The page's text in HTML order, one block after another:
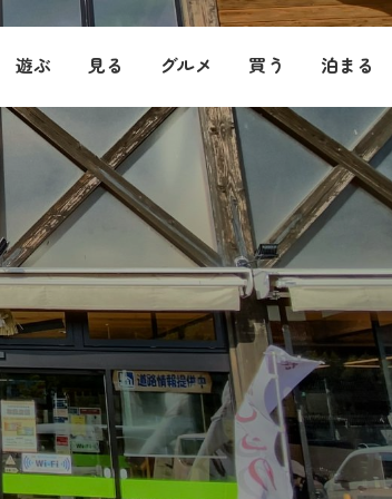
遊ぶ 見る グルメ 買う 泊まる